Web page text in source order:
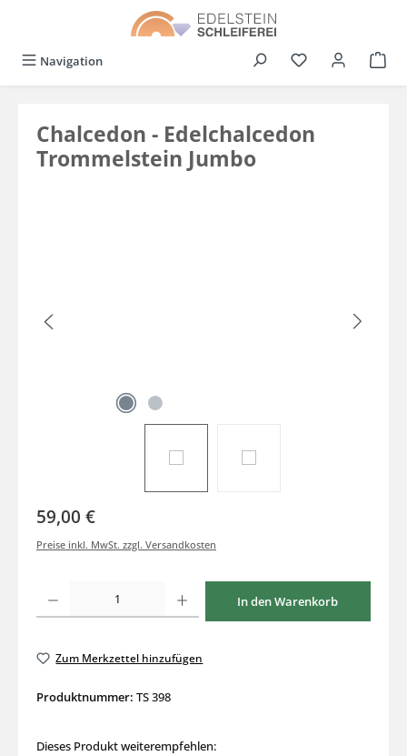
Navigation Du hast 0
Chalcedon - Edelchalcedon
Trommelstein Jumbo
59,00 €
Preise inkl. MwSt. zzgl. Versandkosten
Produkt Anzahl: Gib den gewünschten Wert ein oder benutze die Schaltflächen um
In den Warenkorb
Zum Merkzettel hinzufügen
Produktnummer: TS 398
Dieses Produkt weiterempfehlen: